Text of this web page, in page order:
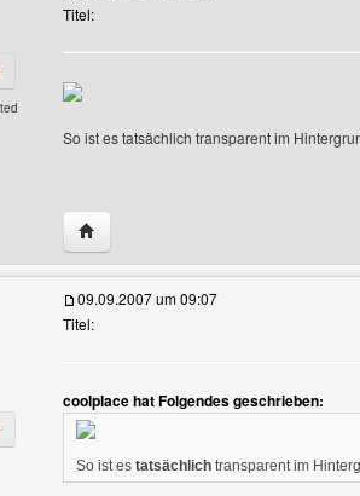
Profile anzeigen
Titel:
So ist es tatsächlich transparent im
Website dieses Benutzers besuchen:
Profile anzeigen
09.09.2007 um 09:07
Titel:
coolplace hat Folgendes geschrieben:
So ist es tatsächlich transparent im